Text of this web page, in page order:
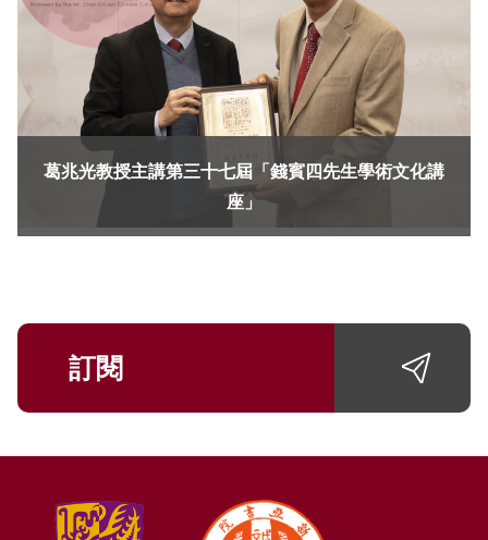
葛兆光教授主講第三十七屆「錢賓四先生學術文化講
座」
訂閱